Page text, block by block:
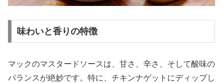
味わいと香りの特徴
マックのマスタードソースは、甘さ、辛さ、そして酸味の
バランスが絶妙です。特に、チキンナゲットにディップし